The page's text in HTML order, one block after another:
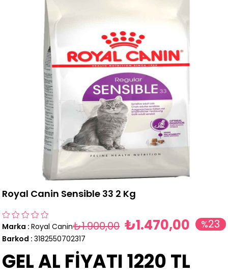
Royal Canin Sensible 33 2 Kg
Marka : Royal Canin %23
₺1.900,00 ₺1.470,00
Barkod : 3182550702317
GEL AL FİYATI 1220 TL